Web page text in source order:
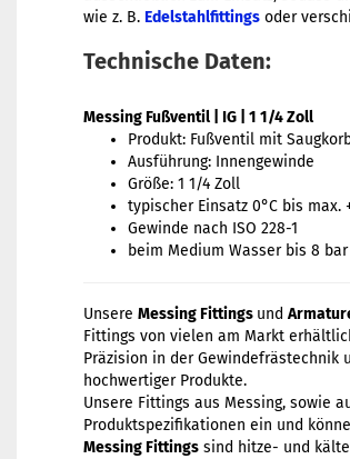
wie z. B. Edelstahlfittings oder
Technische Daten:
Messing Fußventil | IG | 1 1/4 Zoll
Produkt: Fußventil mit
Ausführung: Innengewinde
Größe: 1 1/4 Zoll
typischer Einsatz 0°C bis max.
Gewinde nach ISO 228-1
beim Medium Wasser bis 8 bar
Unsere Messing Fittings und
Fittings von vielen am Markt
Präzision in der Gewindefrästechnik
hochwertiger Produkte.
Unsere Fittings aus Messing, sowie
Produktspezifikationen ein und
Messing Fittings sind hitze- und